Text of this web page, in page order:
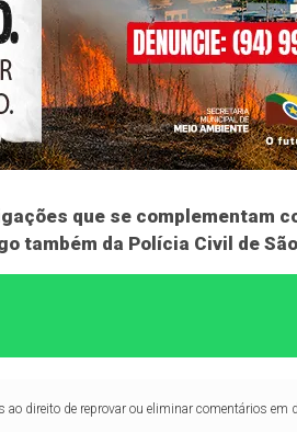
que se complementam
da Polícia Civil de
direito de reprovar ou eliminar comentários em